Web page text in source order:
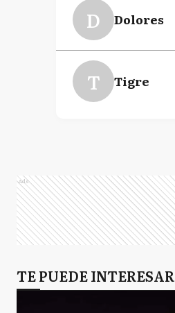
D Dolores
T Tigre
Ads
TE PUEDE INTERESAR